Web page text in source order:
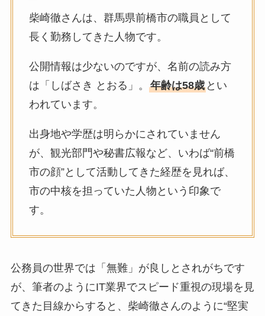
柴崎徹さんは、群馬県前橋市の職員として
長く勤務してきた人物です。
公開情報は少ないのですが、名前の読み方
は「しばさき とおる」。 年齢は58歳とい
われています。
出身地や学歴は明らかにされていません
が、観光部門や秘書広報など、いわば“前橋
市の顔”として活動してきた経歴を見れば、
市の中核を担っていた人物という印象で
す。
公務員の世界では「無難」が良しとされがちです
が、筆者のようにIT業界でスピード重視の現場を見
てきた目線からすると、柴崎徹さんのように“堅実